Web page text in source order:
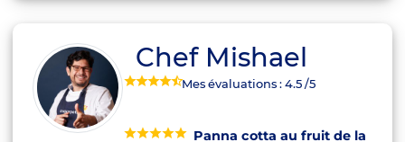
Chef Mishael
Mes évaluations :4.5/5
Panna cotta au fruit de la